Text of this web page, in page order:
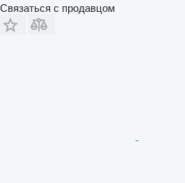
Связаться с продавцом